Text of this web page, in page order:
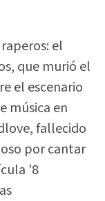
el
que murió el
el escenario
música en
fallecido
por cantar
'8